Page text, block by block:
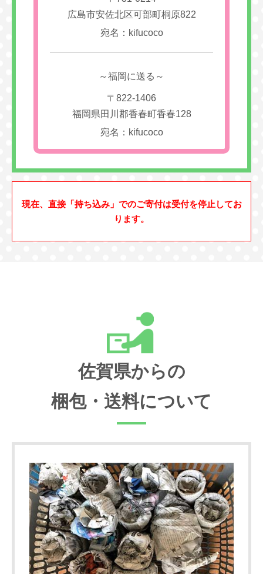
広島市安佐北区可部町桐原822
宛名：kifucoco
～福岡に送る～
〒822-1406
福岡県田川郡香春町香春128
宛名：kifucoco
現在、直接「持ち込み」でのご寄付は受付を停止してお
ります。
佐賀県からの
梱包・送料について